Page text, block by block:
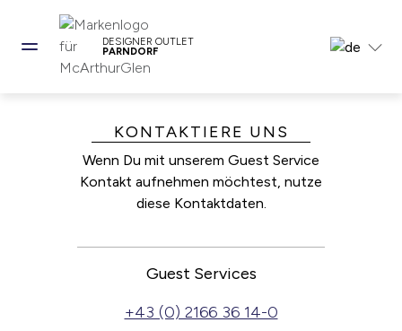
DESIGNER OUTLET
PARNDORF
KONTAKTIERE UNS
Wenn Du mit unserem Guest Service
Kontakt aufnehmen möchtest, nutze
diese Kontaktdaten.
Guest Services
+43 (0) 2166 36 14-0